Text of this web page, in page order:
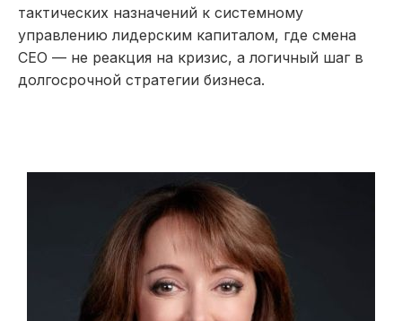
тактических назначений к системному
управлению лидерским капиталом, где смена
CEO — не реакция на кризис, а логичный шаг в
долгосрочной стратегии бизнеса.